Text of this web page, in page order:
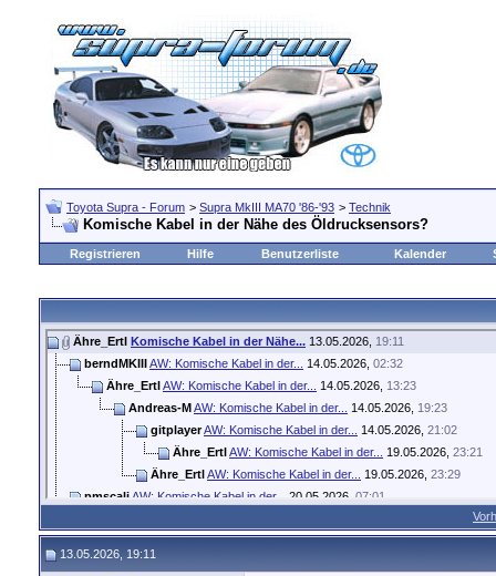
Toyota Supra - Forum > Supra MkIII MA70 '86-'93 > Technik
Komische Kabel in der Nähe des Öldrucksensors?
Registrieren Hilfe Benutzerliste Kalender
Ähre_Ertl Komische Kabel in der Nähe... 13.05.2026, 19:11
berndMKIIIAW: Komische Kabel in der... 14.05.2026, 02:32
Ähre_ErtlAW: Komische Kabel in der... 14.05.2026, 13:23
Andreas-MAW: Komische Kabel in der... 14.05.2026, 19:23
gitplayerAW: Komische Kabel in der... 14.05.2026, 21:02
Ähre_ErtlAW: Komische Kabel in der... 19.05.2026, 23:21
Ähre_ErtlAW: Komische Kabel in der... 19.05.2026, 23:29
pmscali AW: Komische Kabel in der... 20.05.2026, 07:01
Andreas-MAW: Komische Kabel in der...20.05.2026,17:35
Ähre_Ertl
13.05.2026, 19:11